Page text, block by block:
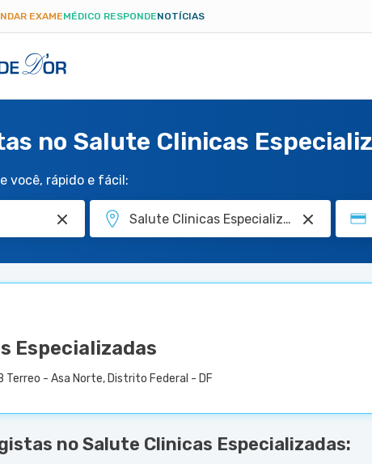
EXAMEMÉDICO RESPONDENOTÍCIAS
no Salute Clinicas
você, rápido e fácil:
Especializadas
Terreo - Asa Norte, Distrito Federal - DF
no Salute Clinicas Especializadas: